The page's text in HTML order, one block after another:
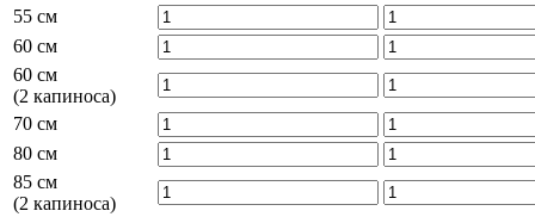
55 см
60 см
60 см
(2 капиноса)
70 см
80 см
85 см
(2 капиноса)